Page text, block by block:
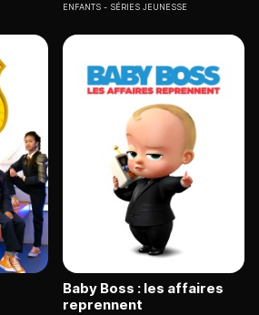
ENFANTS SÉRIES JEUNESSE
Baby Boss : les affaires
reprennent